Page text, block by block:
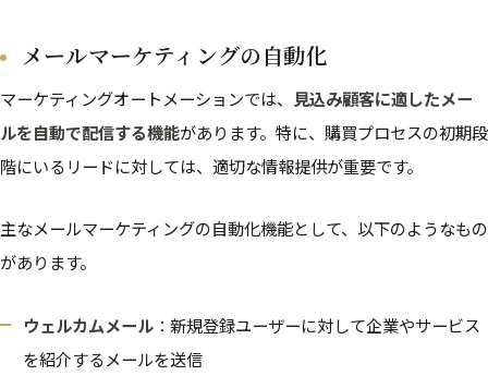
メールマーケティングの自動化
マーケティングオートメーションでは、
見込み顧客に適したメー
ルを自動で配信する機能があります。特に、購買プロセスの初期段
階にいるリードに対しては、適切な情報提供が重要です。
主なメールマーケティングの自動化機能として、以下のようなもの
があります。
ウェルカムメール ：新規登録ユーザーに対して企業やサービス
を紹介するメールを送信